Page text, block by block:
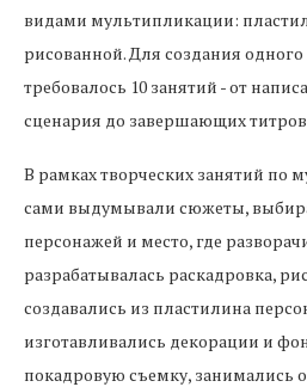
видами мультипликации:
рисованной. Для создания
требовалось 10 занятий - от
сценария до завершающих
В рамках творческих занятий по
сами выдумывали сюжеты,
персонажей и место, где
разрабатывалась раскадровка,
создавались из пластилина
изготавливались декорации и
покадровую съемку, занимались